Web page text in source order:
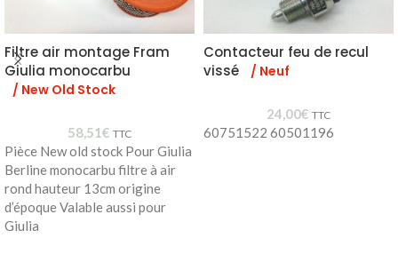
Filtre air montage Fram
Giulia monocarbu
/ New Old Stock
58,51€ TTC
Pièce New old stock Pour Giulia
Berline monocarbu filtre à air
rond hauteur 13cm origine
d’époque Valable aussi pour
Giulia
Contacteur feu de recul
vissé
/ Neuf
24,00€ TTC
60751522 60501196